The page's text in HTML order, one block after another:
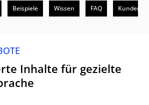
Beispiele Wissen FAQ Kunden
Inhalte für gezielte